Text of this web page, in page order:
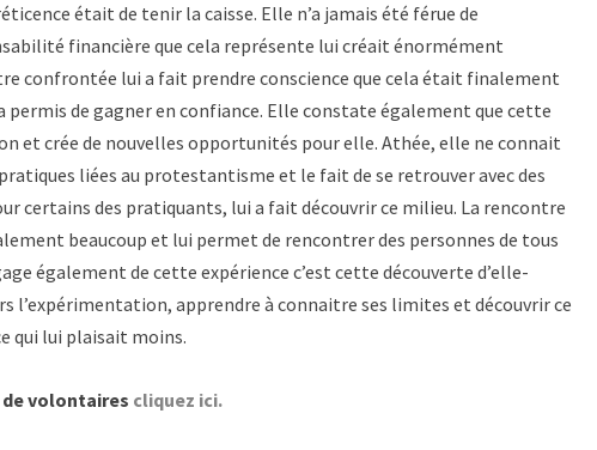
était de tenir la caisse. Elle n’a jamais été férue de
financière que cela représente lui créait énormément
confrontée lui a fait prendre conscience que cela était finalement
de gagner en confiance. Elle constate également que cette
et crée de nouvelles opportunités pour elle. Athée, elle ne connait
liées au protestantisme et le fait de se retrouver avec des
certains des pratiquants, lui a fait découvrir ce milieu. La rencontre
beaucoup et lui permet de rencontrer des personnes de tous
également de cette expérience c’est cette découverte d’elle-
l’expérimentation, apprendre à connaitre ses limites et découvrir ce
qui lui plaisait moins.
volontaires cliquez ici.